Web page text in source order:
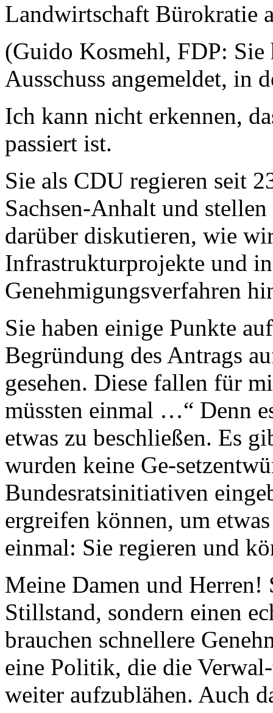
Landwirtschaft Bürokratie
(Guido Kosmehl, FDP: Sie
Ausschuss angemeldet, in
Ich kann nicht erkennen,
passiert ist.
Sie als CDU regieren seit
Sachsen-Anhalt und
darüber diskutieren, wie
Infrastrukturprojekte und
Genehmigungsverfahren
Sie haben einige Punkte
Begründung des Antrags
gesehen. Diese fallen für
müssten einmal …“ Denn
etwas zu beschließen. Es
wurden keine Ge-
Bundesratsinitiativen
ergreifen können, um
einmal: Sie regieren und
Meine Damen und Herren!
Stillstand, sondern einen
brauchen schnellere
eine Politik, die die
weiter aufzublähen. Auch